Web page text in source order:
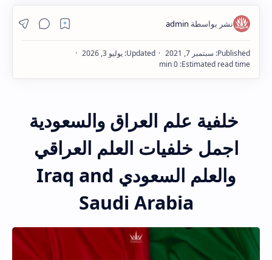
خلفية علم العراق والسعودية
اجمل خلفيات العلم العراقي
والعلم السعودي Iraq and
Saudi Arabia